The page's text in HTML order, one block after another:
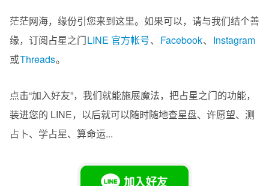
茫茫网海，缘份引您来到这里。如果可以，请与我们结个善
缘，订阅占星之门LINE 官方帐号、 Facebook、 Instagram
或Threads。
点击“加入好友”，我们就能施展魔法，把占星之门的功能，
装进您的 LINE，以后就可以随时随地查星盘、许愿望、测
占卜、学占星、算命运...